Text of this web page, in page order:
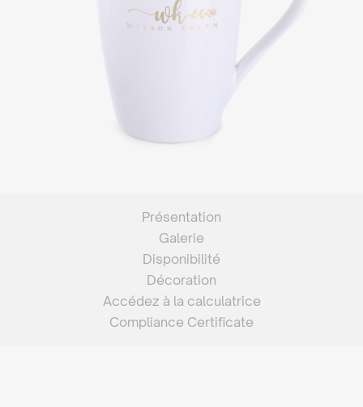
Présentation
Galerie
Disponibilité
Décoration
Accédez à la calculatrice
Compliance Certificate